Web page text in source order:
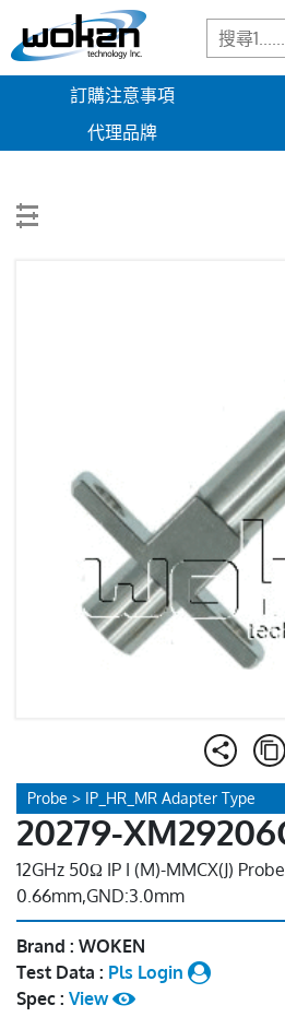
訂購注意事項
代理品牌
Probe > IP_HR_MR Adapter Type
20279-
12GHz 50Ω IP I (M)-MMCX(J)
0.66mm,GND:3.0mm
Brand : WOKEN
Test Data : Pls Login
Spec : View